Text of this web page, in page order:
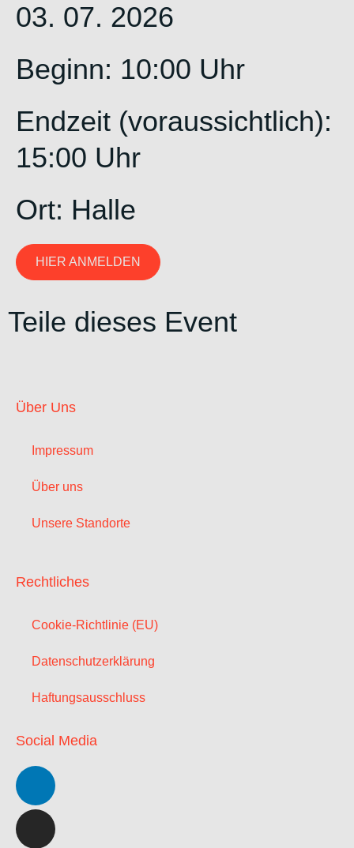
03. 07. 2026
Beginn: 10:00 Uhr
Endzeit (voraussichtlich):
15:00 Uhr
Ort: Halle
HIER ANMELDEN
Teile dieses Event
Über Uns
Impressum
Über uns
Unsere Standorte
Rechtliches
Cookie-Richtlinie (EU)
Datenschutzerklärung
Haftungsausschluss
Social Media